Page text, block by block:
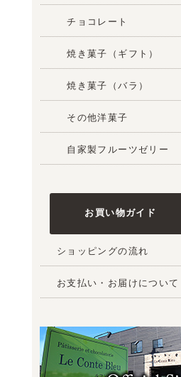
チョコレート
焼き菓子（ギフト）
焼き菓子（バラ）
その他洋菓子
自家製フルーツゼリー
お買い物ガイド
ショッピングの流れ
お支払い・お届けについて